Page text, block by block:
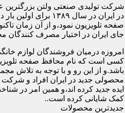
شرکت تولیدی صنعتی ولتن بزرگترین
در ایران در سال ۱۳۸۹
صفحه تلویزیون نمود،و از آن زمان
جای ایران در اختیار مصرف کنندگان
امروزه درمیان فروشندگان لوازم
کسی است که نام محافظ صفحه
باشد.و از این رو و با توجه به تلاش
محصولی جدید در ایران افراد و شرکت
ایده جدید کرده اند،و همین امر در
کمک شایانی کرده است..
جدیدترین محصولات